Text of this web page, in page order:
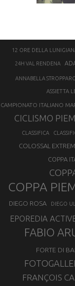
12 ORE DELLA
24H VAL RENDENA
ANNABELLA
ASSIETTA
CAMPIONATO ITALIANO
CICLISMO
CLASSIFICA
COLOSSAL
COPPA
COPPA
DIEGO ROSA DIEGO
EPOREDIA
FABIO
FORTE DI
FRANÇOIS